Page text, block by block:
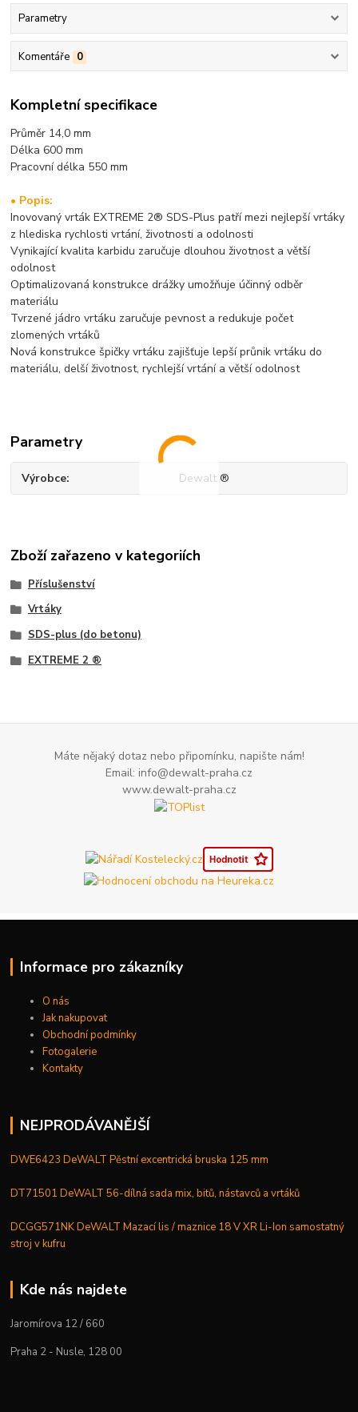
Parametry
Komentáře 0
Kompletní specifikace
Průměr 14,0 mm
Délka 600 mm
Pracovní délka 550 mm
• Popis:
Inovovaný vrták EXTREME 2® SDS-Plus patří mezi nejlepší vrtáky
z hlediska rychlosti vrtání, životnosti a odolnosti
Vynikající kvalita karbidu zaručuje dlouhou životnost a větší
odolnost
Optimalizovaná konstrukce drážky umožňuje účinný odběr
materiálu
Tvrzené jádro vrtáku zaručuje pevnost a redukuje počet
zlomených vrtáků
Nová konstrukce špičky vrtáku zajišťuje lepší průnik vrtáku do
materiálu, delší životnost, rychlejší vrtání a větší odolnost
Parametry
Výrobce Dewalt ®
Zboží zařazeno v kategoriích
Příslušenství
Vrtáky
SDS-plus (do betonu)
EXTREME 2 ®
Máte nějaký dotaz nebo připomínku, napište nám!
Email: info@dewalt-praha.cz
www.dewalt-praha.cz
Informace pro zákazníky
O nás
Jak nakupovat
Obchodní podmínky
Fotogalerie
Kontakty
NEJPRODÁVANĚJŠÍ
DWE6423 DeWALT Pěstní excentrická bruska 125 mm
DT71501 DeWALT 56-dílná sada mix, bitů, nástavců a vrtáků
DCGG571NK DeWALT Mazací lis / maznice 18 V XR Li-Ion samostatný
stroj v kufru
Kde nás najdete
Jaromírova 12 / 660
Praha 2 - Nusle, 128 00